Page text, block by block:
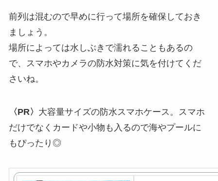
前列は混むので早めに行って場所を確保しておき
ましょう。
場所によっては水しぶきで濡れることもあるの
で、スマホやカメラの防水対策に気を付けてくだ
さいね。
〈PR〉 大容量サイズの防水スマホケース。スマホ
だけでなくカードや小物も入るので海やプールに
もぴったり◎